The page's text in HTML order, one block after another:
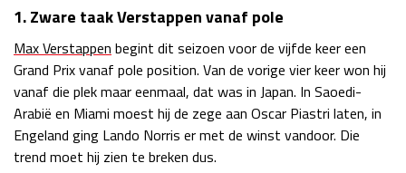
Kwalificatie
za 22:00 - 23:00
Kwalificatie
za 05:00 - 06:00
Race
zo 05:00 - 07:00
GP ABU DHABI 2026 04 - 06 dec
Kwalificatie
za 15:00 - 16:00
Race
1. Zware taak Verstappen vanaf pole
Max Verstappen begint dit seizoen voor de vijfde keer een
Grand Prix vanaf pole position. Van de vorige vier keer won hij
vanaf die plek maar eenmaal, dat was in Japan. In Saoedi-
Arabië en Miami moest hij de zege aan Oscar Piastri laten, in
Engeland ging Lando Norris er met de winst vandoor. Die
trend moet hij zien te breken dus.